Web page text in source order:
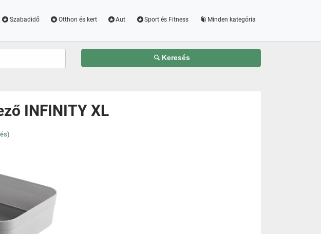
Szabadidő Otthon és kert Aut Sport és Fitness Minden kategória
Keresés
INFINITY XL